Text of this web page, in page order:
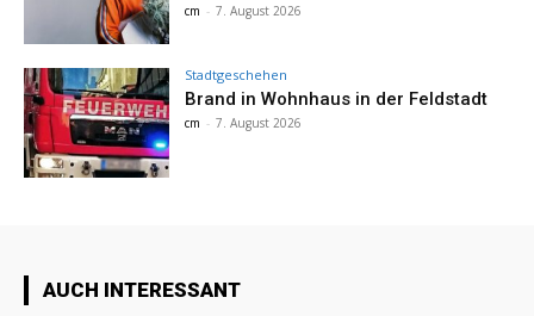
cm - 7. August 2026
Stadtgeschehen
Brand in Wohnhaus in der Feldstadt
cm - 7. August 2026
AUCH INTERESSANT